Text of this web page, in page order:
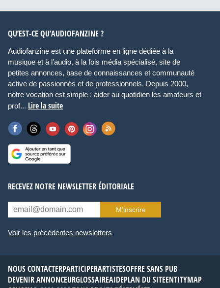
QU’EST-CE QU’AUDIOFANZINE ?
Audiofanzine est une plateforme en ligne dédiée à la
musique et à l’audio, à la fois média spécialisé, site de
petites annonces, base de connaissances et communauté
active de passionnés et de professionnels. Depuis 2000,
notre vocation est simple : aider au quotidien les amateurs et
prof... Lire la suite
RECEVEZ NOTRE NEWSLETTER ÉDITORIALE
M’inscrire
Voir les précédentes newsletters
NOUS CONTACTERPARTICIPERARTISTESOFFRE SANS PUB
DEVENIR ANNONCEURGLOSSAIREAIDEPLAN DU SITEENTITYMAP